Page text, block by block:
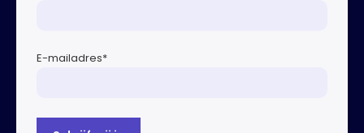
E-mailadres*